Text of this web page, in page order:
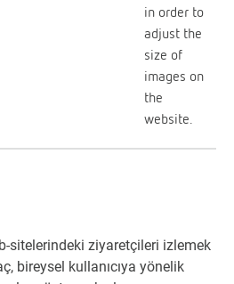
in order to
adjust the
size of
images on
the
website.
sitelerindeki ziyaretçileri izlemek
bireysel kullanıcıya yönelik